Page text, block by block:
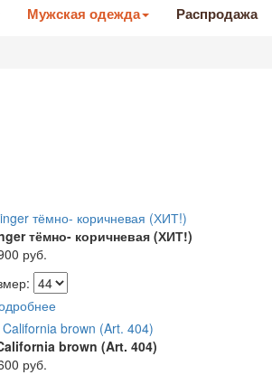
Мужская одежда Распродажа
тёмно- коричневая (ХИТ!)
руб.
brown (Art. 404)
руб.